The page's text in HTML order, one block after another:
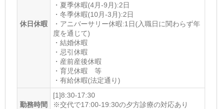
休日休暇
・夏季休暇(4月-9月):2日
・冬季休暇(10月-3月):2日
・アニバーサリー休暇:1日(入職日に関わらず年
度を通じて)
・結婚休暇
・忌引休暇
・産前産後休暇
・育児休暇 等
・有給休暇(法定通り)
勤務時間
[1]8:30-17:30
※交代で17:00-19:30の夕方診療の対応あり